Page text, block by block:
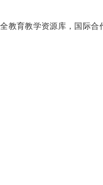
教育教学资源库，国际